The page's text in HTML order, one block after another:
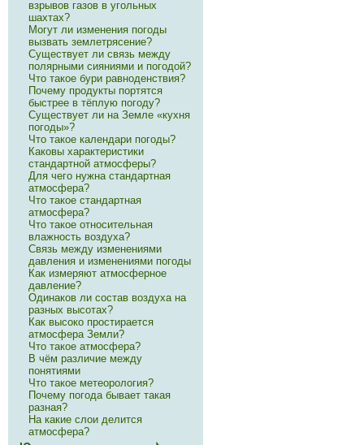
взрывов газов в угольных
шахтах?
Могут ли изменения погоды
вызвать землетря­сение?
Существует ли связь между
полярными сияниями и погодой?
Что такое бури равноденствия?
Почему продукты портятся
быстрее в тёплую погоду?
Существует ли на Земле «кухня
погоды»?
Что такое календари погоды?
Каковы характеристики
стандартной атмосферы?
Для чего нужна стандартная
атмосфера?
Что такое стандартная
атмосфера?
Что такое относительная
влажность воздуха?
Связь между изменениями
давления и изменениями погоды
Как измеряют атмосферное
давление?
Одинаков ли состав воздуха на
разных высотах?
Как высоко простирается
атмосфера Земли?
Что такое атмосфера?
В чём различие между
понятиями
Что такое метеорология?
Почему погода бывает такая
разная?
На какие слои делится
атмосфера?